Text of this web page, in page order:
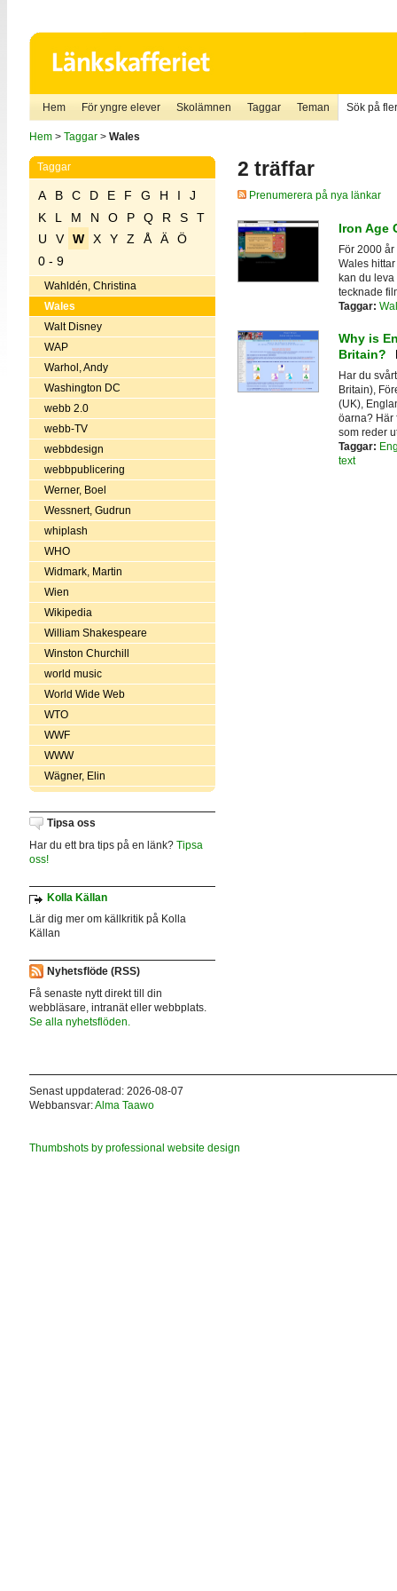
Hem För yngre elever Skolämnen Taggar Teman Sök på
Hem> Taggar> Wales
Taggar
A B C D E F G H I
J
K
L M N O P Q R S
T
U
V W X Y Z Å Ä
Ö
0 - 9
Wahldén, Christina
Wales
Walt Disney
WAP
Warhol, Andy
Washington DC
webb 2.0
webb-TV
webbdesign
webbpublicering
Werner, Boel
Wessnert, Gudrun
whiplash
WHO
Widmark, Martin
Wien
Wikipedia
William Shakespeare
Winston Churchill
world music
World Wide Web
WTO
WWF
WWW
Wägner, Elin
Tipsa oss
Har du ett bra tips på en länk? Tipsa
oss!
Kolla Källan
Lär dig mer om källkritik på Kolla
Källan
Nyhetsflöde (RSS)
Få senaste nytt direkt till din
webbläsare, intranät eller webbplats.
Se alla nyhetsflöden.
2 träffar
Prenumerera på nya länkar
Iron Age
För 2000
Wales
kan du leva
tecknade
Taggar:
Why is
Britain?
Har du
Britain),
(UK),
öarna? Här
som reder
Taggar:
text
Senast uppdaterad: 2026-08-07
Webbansvar:Alma Taawo
Thumbshots by professional website design